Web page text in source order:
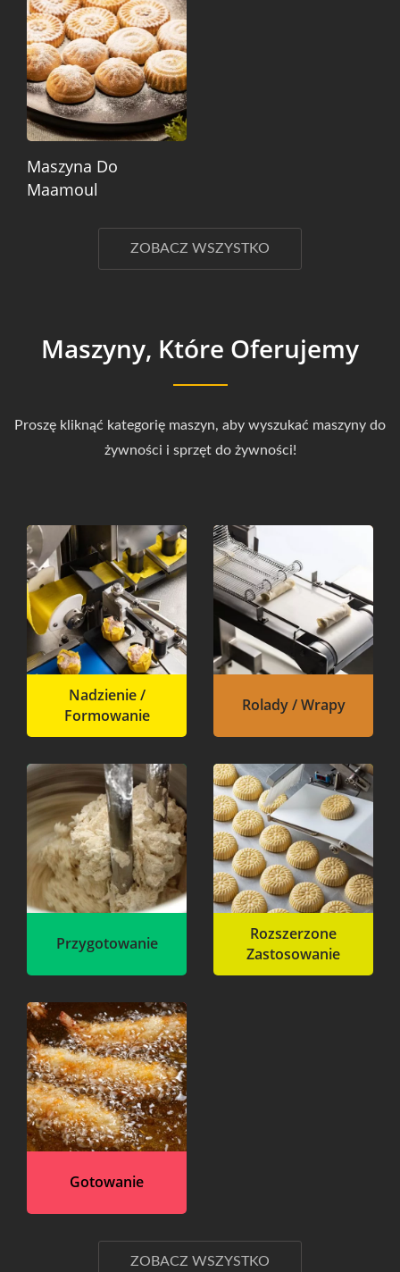
Maszyna Do
Maamoul
ZOBACZ WSZYSTKO
Maszyny, Które Oferujemy
Proszę kliknąć kategorię maszyn, aby wyszukać maszyny do
żywności i sprzęt do żywności!
Nadzienie /
Formowanie
Rolady / Wrapy
Przygotowanie
Rozszerzone
Zastosowanie
Gotowanie
ZOBACZ WSZYSTKO